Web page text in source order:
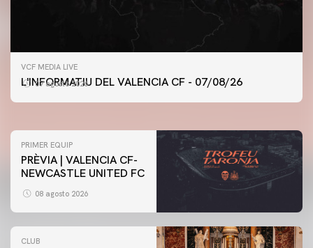
VCF MEDIA LIVE
L'INFORMATIU DEL VALENCIA CF - 07/08/26
07 agosto 2026
PRIMER EQUIP
ENTRENAMENT DEL VALENCIA CF 7/8/2026
PRIMER EQUIP
PRÈVIA | VALENCIA CF-
NEWCASTLE UNITED FC
08 agosto 2026
CLUB